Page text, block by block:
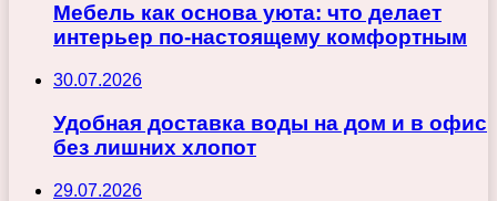
Мебель как основа уюта: что делает
интерьер по-настоящему комфортным
30.07.2026
Удобная доставка воды на дом и в офис
без лишних хлопот
29.07.2026